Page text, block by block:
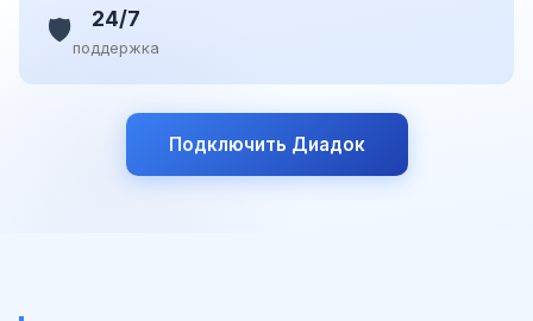
🛡️ 24/7
поддержка
Подключить Диадок